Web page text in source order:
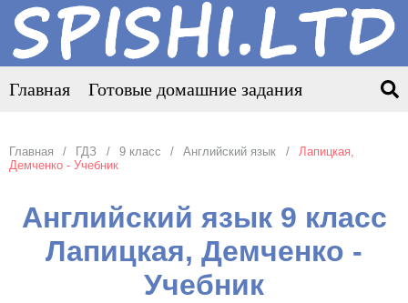
Главная Готовые домашние задания
Главная ГДЗ 9 класс Английский язык
Лапицкая,
Демченко - Учебник
Английский язык 9 класс
Лапицкая, Демченко -
Учебник